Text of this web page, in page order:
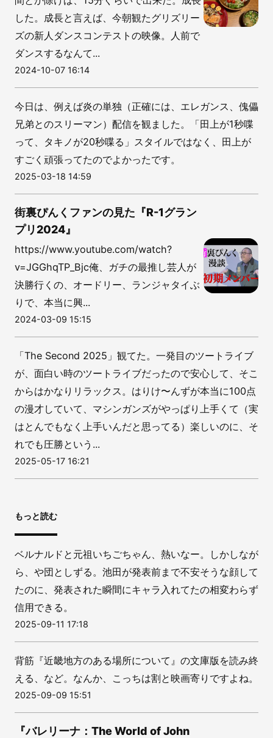
した。成長と言えば、今朝観たグリズリー
ズの新人ダンスコンテストの映像。人前で
ダンスするなんて...
2024-10-07 16:14
今日は、例えば炎の単独（正確には、エレガンス、傀儡
兄弟とのスリーマン）配信を観ました。「田上が1秒喋
って、タキノが20秒喋る」スタイルではなく、田上が
すごく頑張ってたのでよかったです。
2025-03-18 14:59
街裏ぴんくファンの見た『R-1グラン
プリ2024』
https://www.youtube.com/watch?
v=JGGhqTP_Bjc俺、ガチの最推し芸人が
決勝行くの、オードリー、ランジャタイぶ
りで、本当に興...
2024-03-09 15:15
「The Second 2025」観てた。一発目のツートライブ
が、面白い時のツートライブだったので安心して、そこ
からはかなりリラックス。はりけ〜んずが本当に100点
の漫才していて、マシンガンズがやっぱり上手くて（実
はとんでもなく上手いんだと思ってる）楽しいのに、そ
れでも圧勝という...
2025-05-17 16:21
もっと読む
ベルナルドと元祖いちごちゃん、熱いなー。しかしなが
ら、や団としずる。池田が発表前まで不安そうな顔して
たのに、発表された瞬間にキャラ入れてたの相変わらず
信用できる。
2025-09-11 17:18
背筋『近畿地方のある場所について』の文庫版を読み終
える、など。なんか、こっちは割と映画寄りですよね。
2025-09-09 15:51
『バレリーナ：The World of John